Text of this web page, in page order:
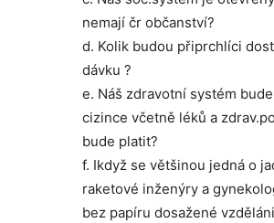
nemají čr občanství?
d. Kolik budou připrchlíci
dávku ?
e. Náš zdravotní systém
cizince včetně léků a
bude platit?
f. Ikdyž se většinou jedná o
raketové inženýry a
bez papíru dosažené